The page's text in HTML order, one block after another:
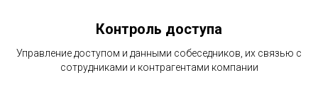
Контроль доступа
Управление доступом и данными собеседников, их связью с
сотрудниками и контрагентами компании